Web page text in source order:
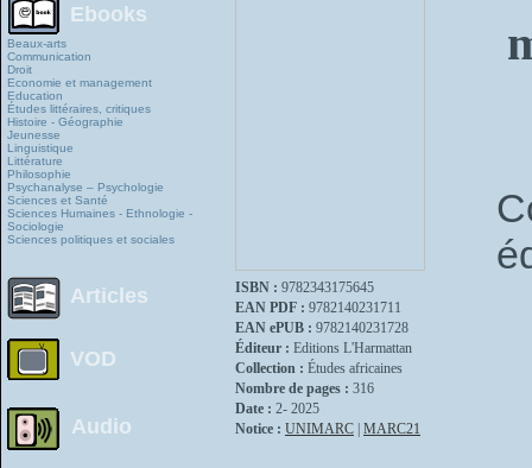
Ebooks
Beaux-arts
Communication
Droit
Economie et management
Education
Études littéraires, critiques
Histoire - Géographie
Jeunesse
Linguistique
Littérature
Philosophie
Psychanalyse – Psychologie
Sciences et Santé
Sciences Humaines - Ethnologie -
Sociologie
Sciences politiques et sociales
Articles
VOD
Audio
ISBN : 9782343175645
EAN PDF : 9782140231711
EAN ePUB : 9782140231728
Éditeur : Editions L'Harmattan
Collection : Études africaines
Nombre de pages : 316
Date : 2- 2025
Notice : UNIMARC MARC21